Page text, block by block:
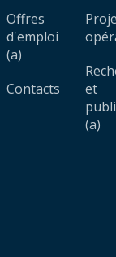
Offres
d'emploi
(a)
Contacts
et
(a)